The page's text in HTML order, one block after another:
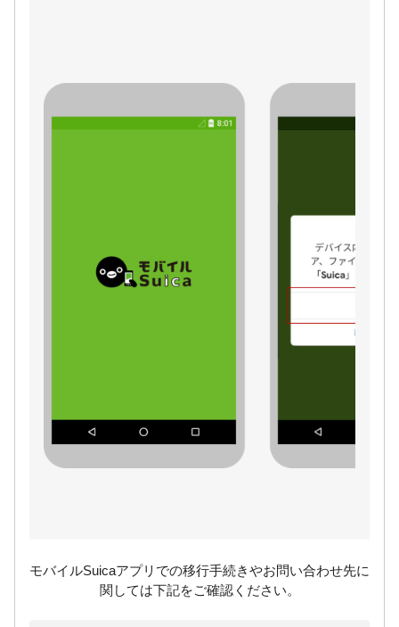
モバイルSuicaアプリでの移行手続きやお問い合わせ先に
関しては下記をご確認ください。